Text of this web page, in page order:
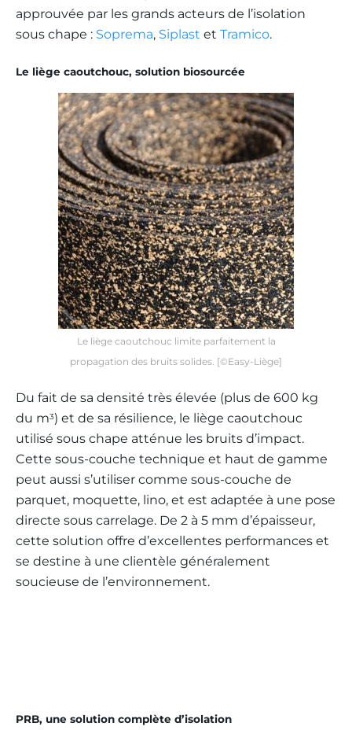
approuvée par les grands acteurs de l’isolation
sous chape : Soprema, Siplast et Tramico.
Le liège caoutchouc, solution biosourcée
Le liège caoutchouc limite parfaitement la
propagation des bruits solides. [©Easy-Liège]
Du fait de sa densité très élevée (plus de 600 kg
du m3) et de sa résilience, le liège caoutchouc
utilisé sous chape atténue les bruits d’impact.
Cette sous-couche technique et haut de gamme
peut aussi s’utiliser comme sous-couche de
parquet, moquette, lino, et est adaptée à une pose
directe sous carrelage. De 2 à 5 mm d’épaisseur,
cette solution offre d’excellentes performances et
se destine à une clientèle généralement
soucieuse de l’environnement.
PRB, une solution complète d’isolation